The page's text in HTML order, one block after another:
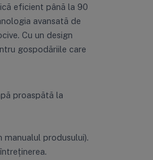
eficient până la 90
avansată de
Cu un design
gospodăriile care
proaspătă la
produsului).